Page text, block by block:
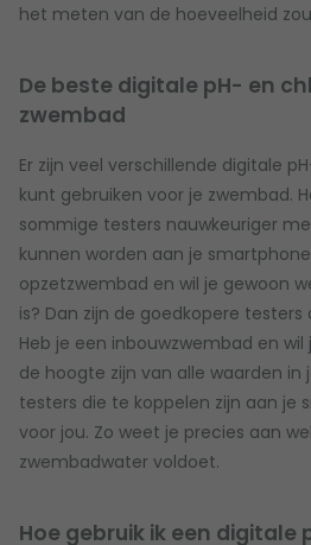
het meten van de hoeveelheid
De beste digitale pH- en
zwembad
Er zijn veel verschillende digitale
kunt gebruiken voor je zwembad.
sommige testers nauwkeuriger
kunnen worden aan je
opzetzwembad en wil je gewoon
is? Dan zijn de goedkopere
Heb je een inbouwzwembad en
de hoogte zijn van alle waarden in
testers die te koppelen zijn aan je
voor jou. Zo weet je precies aan
zwembadwater voldoet.
Hoe gebruik ik een digitale